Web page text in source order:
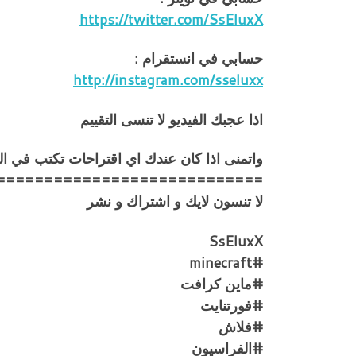
https://twitter.com/SsEluxX
حسابي في انستقرام :
http://instagram.com/sseluxx
اذا عجبك الفيديو لا تنسى التقييم
واتمنى اذا كان عندك اي اقتراحات تكتب في
لا تنسون لايك و اشتراك و نشر
SsEluxX
#minecraft
#ماين كرافت
#فورتنايت
#فلاش
#الفراسيون